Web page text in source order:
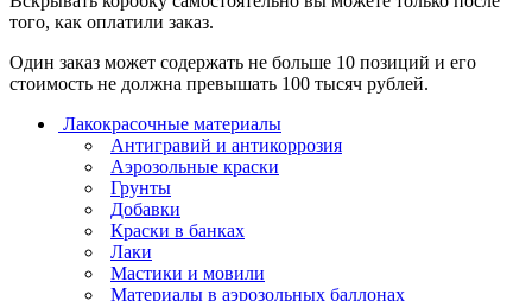
того, как оплатили заказ.
Один заказ может содержать не больше 10 позиций и его
стоимость не должна превышать 100 тысяч рублей.
Лакокрасочные материалы
Антигравий и антикоррозия
Аэрозольные краски
Грунты
Добавки
Краски в банках
Лаки
Мастики и мовили
Материалы в аэрозольных баллонах